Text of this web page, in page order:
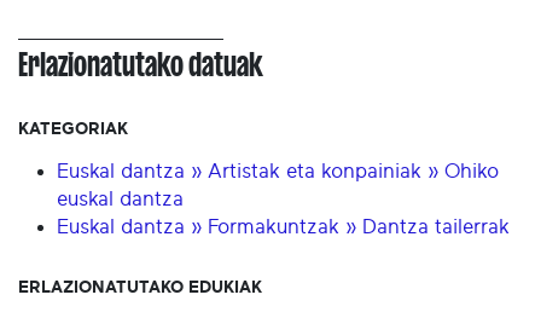
Erlazionatutako datuak
KATEGORIAK
Euskal dantza » Artistak eta konpainiak » Ohiko
euskal dantza
Euskal dantza » Formakuntzak » Dantza tailerrak
ERLAZIONATUTAKO EDUKIAK